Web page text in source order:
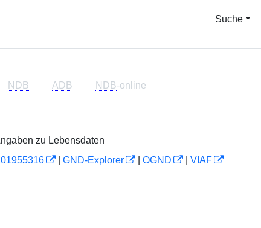
Suche
NDB ADB NDB-online
zu Lebensdaten
GND-Explorer OGND VIAF